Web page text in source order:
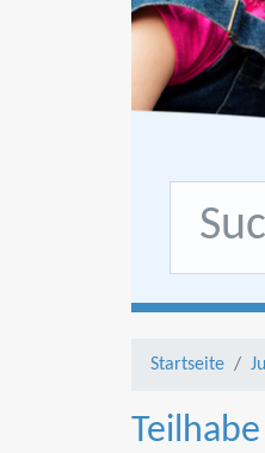
Startseite